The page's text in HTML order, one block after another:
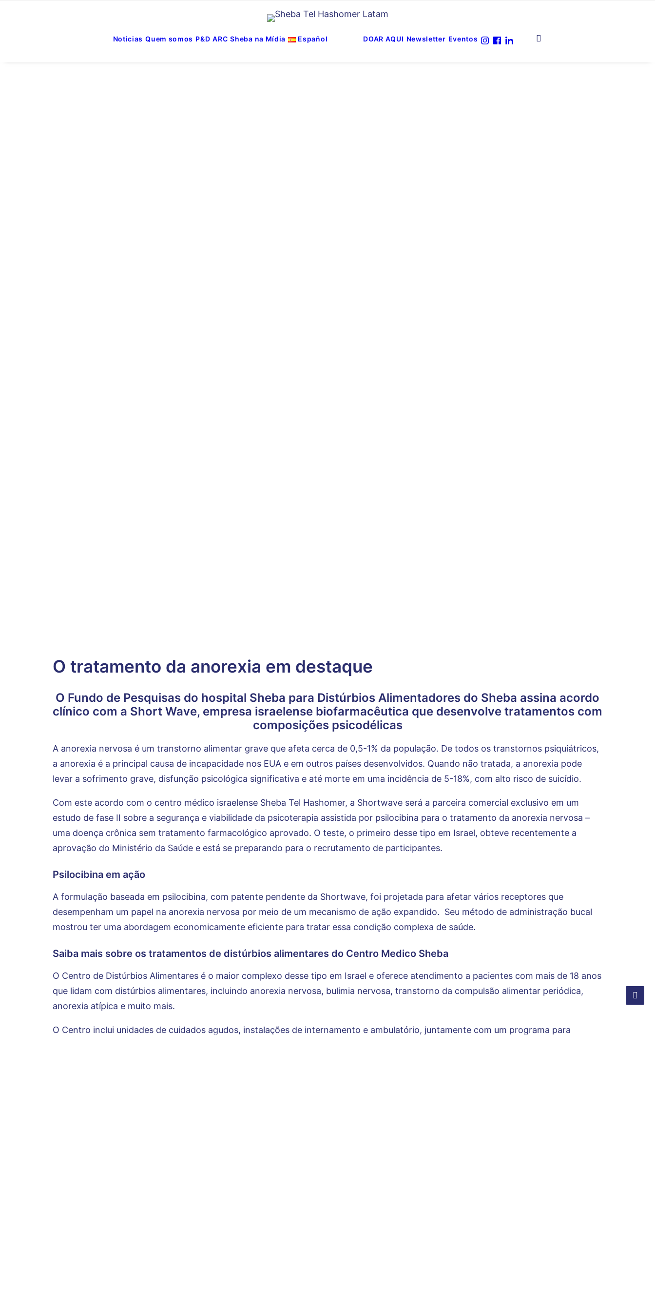
Noticias Quem somos P&D ARC Sheba na Mídia Español DOAR AQUI Newsletter Eventos
O tratamento da anorexia em destaque
O Fundo de Pesquisas do hospital Sheba para Distúrbios Alimentadores do Sheba assina acordo
clínico com a Short Wave, empresa israelense biofarmacêutica que desenvolve tratamentos com
composições psicodélicas
A anorexia nervosa é um transtorno alimentar grave que afeta cerca de 0,5-1% da população. De todos os transtornos psiquiátricos,
a anorexia é a principal causa de incapacidade nos EUA e em outros países desenvolvidos. Quando não tratada, a anorexia pode
levar a sofrimento grave, disfunção psicológica significativa e até morte em uma incidência de 5-18%, com alto risco de suicídio.
Com este acordo com o centro médico israelense Sheba Tel Hashomer, a Shortwave será a parceira comercial exclusivo em um
estudo de fase II sobre a segurança e viabilidade da psicoterapia assistida por psilocibina para o tratamento da anorexia nervosa –
uma doença crônica sem tratamento farmacológico aprovado. O teste, o primeiro desse tipo em Israel, obteve recentemente a
aprovação do Ministério da Saúde e está se preparando para o recrutamento de participantes.
Psilocibina em ação
A formulação baseada em psilocibina, com patente pendente da Shortwave, foi projetada para afetar vários receptores que
desempenham um papel na anorexia nervosa por meio de um mecanismo de ação expandido. Seu método de administração bucal
mostrou ter uma abordagem economicamente eficiente para tratar essa condição complexa de saúde.
Saiba mais sobre os tratamentos de distúrbios alimentares do Centro Medico Sheba
O Centro de Distúrbios Alimentares é o maior complexo desse tipo em Israel e oferece atendimento a pacientes com mais de 18 anos
que lidam com distúrbios alimentares, incluindo anorexia nervosa, bulimia nervosa, transtorno da compulsão alimentar periódica,
anorexia atípica e muito mais.
O Centro inclui unidades de cuidados agudos, instalações de internamento e ambulatório, juntamente com um programa para